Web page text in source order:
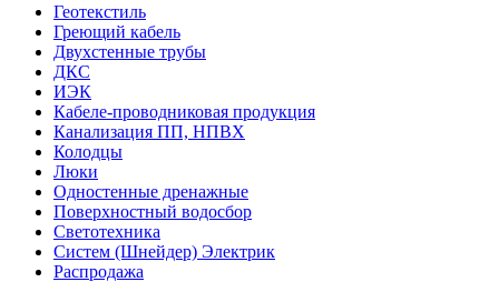
Геотекстиль
Греющий кабель
Двухстенные трубы
ДКС
ИЭК
Кабеле-проводниковая продукция
Канализация ПП, НПВХ
Колодцы
Люки
Одностенные дренажные
Поверхностный водосбор
Светотехника
Систем (Шнейдер) Электрик
Распродажа